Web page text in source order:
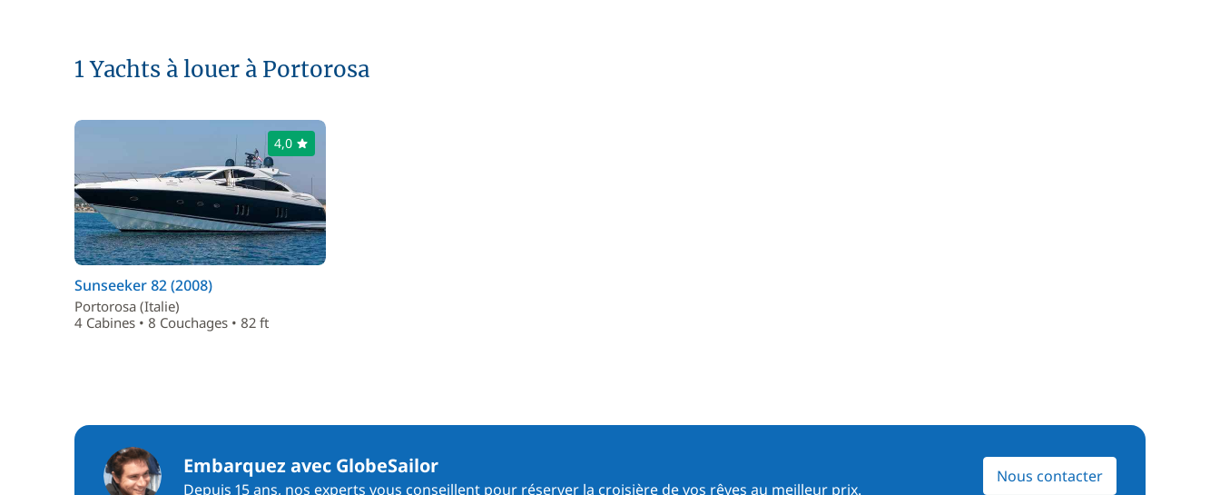
1 Yachts à louer à Portorosa
4,0
Sunseeker 82 (2008)
Portorosa (Italie)
4 Cabines • 8 Couchages • 82 ft
Embarquez avec GlobeSailor
Depuis 15 ans, nos experts vous conseillent pour réserver la croisière de vos rêves au meilleur prix.
Nous contacter